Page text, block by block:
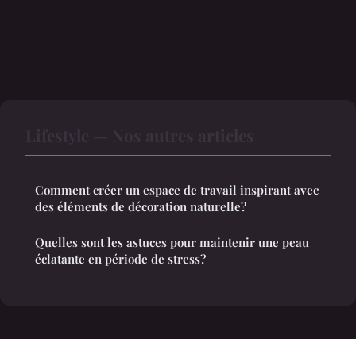
Comment créer un espace de travail inspirant avec
des éléments de décoration naturelle?
Quelles sont les astuces pour maintenir une peau
éclatante en période de stress?